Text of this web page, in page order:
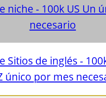
niche - 100k US Un
necesario
de inglés -
único por mes